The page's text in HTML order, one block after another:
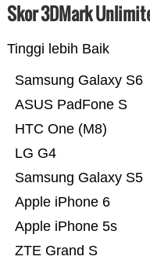
Skor 3DMark
Tinggi lebih Baik
ZTE Grand S
Apple iPhone 5s
Apple iPhone 6
Samsung Galaxy S5
LG G4
HTC One (M8)
ASUS PadFone S
Samsung Galaxy S6